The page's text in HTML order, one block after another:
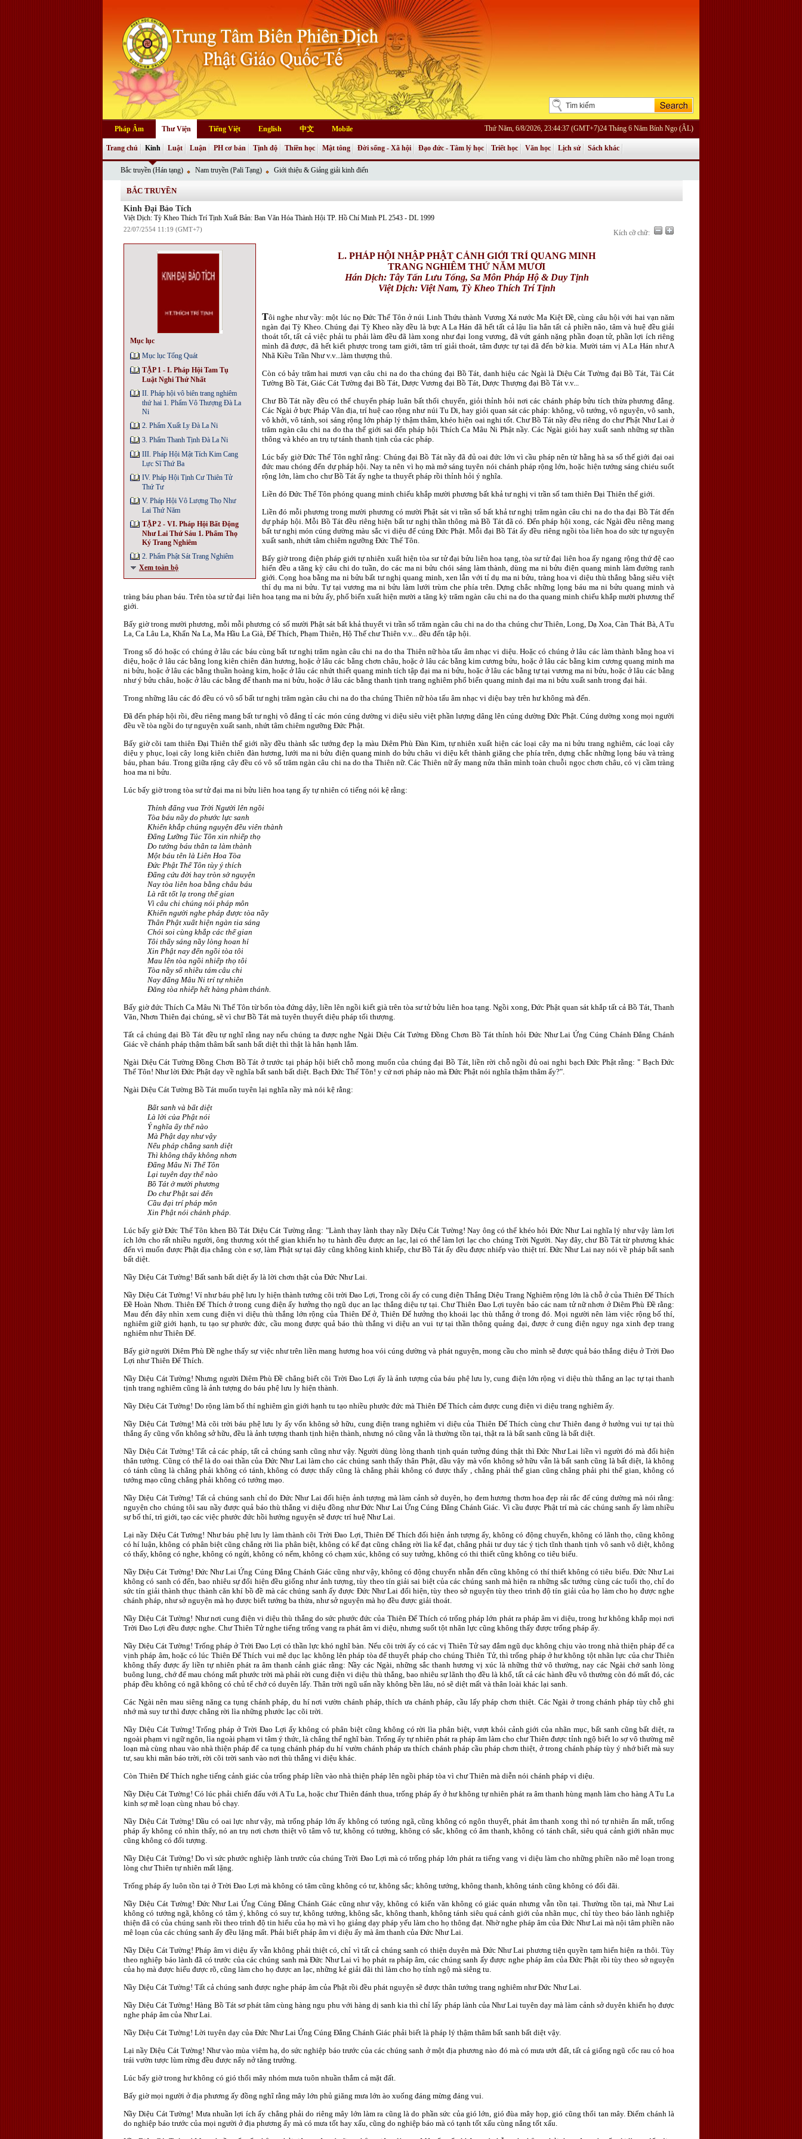
Pháp Âm Thư Viện Tiếng Việt English 中文 Mobile Thứ Năm, 6/8/2026, 23:44:37 (GMT+7)24 Tháng 6 Năm Bính Ngọ (ÂL)
Trang chủ Kinh
Bắc truyền (Hán tạng) Nam truyền (Pali Tạng) Giới thiệu & Giảng giải kinh điển
Luật Luận PH cơ bản Tịnh độ Thiền học Mật tông Đời sống - Xã hội Đạo đức - Tâm lý học Triết học Văn học Lịch sử Sách khác
BẮC TRUYỀN
Kinh Đại Bảo Tích
Việt Dịch: Tỳ Kheo Thích Trí Tịnh Xuất Bản: Ban Văn Hóa Thành Hội TP. Hồ Chí Minh PL 2543 - DL 1999
22/07/2554 11:19 (GMT+7) Kích cỡ chữ:
Mục lục
Mục lục Tổng Quát
TẬP 1 - I. Pháp Hội Tam Tụ
Luật Nghi Thứ Nhất
II. Pháp hội vô biên trang nghiêm
thứ hai 1. Phẩm Vô Thượng Đà La
Ni
2. Phẩm Xuất Ly Đà La Ni
3. Phẩm Thanh Tịnh Đà La Ni
III. Pháp Hội Mật Tích Kim Cang
Lực Sĩ Thứ Ba
IV. Pháp Hội Tịnh Cư Thiên Tử
Thứ Tư
V. Pháp Hội Vô Lượng Thọ Như
Lai Thứ Năm
TẬP 2 - VI. Pháp Hội Bất Động
Như Lai Thứ Sáu 1. Phẩm Thọ
Ký Trang Nghiêm
2. Phẩm Phật Sát Trang Nghiêm
Xem toàn bộ
L. PHÁP HỘI NHẬP PHẬT CẢNH GIỚI TRÍ QUANG MINH
TRANG NGHIÊM THỨ NĂM MƯƠI
Hán Dịch: Tây Tấn Lưu Tống, Sa Môn Pháp Hộ & Duy Tịnh
Việt Dịch: Việt Nam, Tỳ Kheo Thích Trí Tịnh
Tôi nghe như vầy: một lúc nọ Ðức Thế Tôn ở núi Linh Thứu thành Vương Xá nước Ma Kiệt Ðề, cùng câu hội với hai vạn năm
ngàn đại Tỳ Kheo. Chúng đại Tỳ Kheo nầy đều là bực A La Hán đã hết tất cả lậu lìa hẳn tất cả phiền não, tâm và huệ đều giải
thoát tốt, tất cả việc phải tu phải làm đều đã làm xong như đại long vương, đã vứt gánh nặng phần đoạn tử, phần lợi ích riêng
mình đã được, đã hết kiết phược trong tam giới, tâm trí giải thoát, tâm được tự tại đã đến bờ kia. Mười tám vị A La Hán như A
Nhã Kiều Trần Như v.v...làm thượng thủ.
Còn có bảy trăm hai mươi vạn câu chi na do tha chúng đại Bồ Tát, danh hiệu các Ngài là Diệu Cát Tường đại Bồ Tát, Tài Cát
Tường Bồ Tát, Giác Cát Tường đại Bồ Tát, Dược Vương đại Bồ Tát, Dược Thượng đại Bồ Tát v.v...
Chư Bồ Tát nầy đều có thể chuyển pháp luân bất thối chuyển, giỏi thỉnh hỏi nơi các chánh pháp bửu tích thừa phương đẳng.
Các Ngài ở bực Pháp Vân địa, trí huệ cao rộng như núi Tu Di, hay giỏi quan sát các pháp: không, vô tướng, vô nguyện, vô sanh,
vô khởi, vô tánh, soi sáng rộng lớn pháp lý thậm thâm, khéo hiện oai nghi tốt. Chư Bồ Tát nầy đều riêng do chư Phật Như Lai ở
trăm ngàn câu chi na do tha thế giới sai đến pháp hội Thích Ca Mâu Ni Phật nầy. Các Ngài giỏi hay xuất sanh những sự thần
thông và khéo an trụ tự tánh thanh tịnh của các pháp.
Lúc bấy giờ Ðức Thế Tôn nghĩ rằng: Chúng đại Bồ Tát nầy đã đủ oai đức lớn vì cầu pháp nên từ hằng hà sa số thế giới đại oai
đức mau chóng đến dự pháp hội. Nay ta nên vì họ mà mở sáng tuyên nói chánh pháp rộng lớn, hoặc hiện tướng sáng chiéu suốt
rộng lớn, làm cho chư Bồ Tát ấy nghe ta thuyết pháp rồi thỉnh hỏi ý nghĩa.
Liền đó Ðức Thế Tôn phóng quang minh chiếu khắp mười phương bất khả tư nghị vi trần số tam thiên Ðại Thiên thế giới.
Liền đó mỗi phương trong mười phương có mười Phật sát vi trần số bất khả tư nghị trăm ngàn câu chi na do tha đại Bồ Tát đến
dự pháp hội. Mỗi Bồ Tát đều riêng hiện bất tư nghị thần thông mà Bồ Tát đã có. Ðến pháp hội xong, các Ngài đều riêng mang
bất tư nghị món cúng dường màu sắc vi diệu để cúng Ðức Phật. Mỗi đại Bồ Tát ấy đều riêng ngồi tòa liên hoa do sức tự nguyện
xuất sanh, nhứt tâm chiêm ngưỡng Ðức Thế Tôn.
Bấy giờ trong điện pháp giới tự nhiên xuất hiện tòa sư tử đại bửu liên hoa tạng, tòa sư tử đại liên hoa ấy ngang rộng thứ đệ cao
hiển đều a tăng kỳ câu chi do tuần, do các ma ni bửu chói sáng làm thành, dùng ma ni bửu điện quang minh làm đường ranh
giới. Cọng hoa bằng ma ni bửu bất tư nghị quang minh, xen lẫn với tỉ dụ ma ni bửu, tràng hoa vi diệu thù thắng bằng siêu việt
thí dụ ma ni bửu. Tự tại vương ma ni bửu làm lưới trùm che phía trên. Dựng chắc những lọng báu ma ni bửu quang minh và
tràng báu phan báu. Trên tòa sư tử đại liên hoa tạng ma ni bửu ấy, phổ biến xuất hiện mười a tăng kỳ trăm ngàn câu chi na do tha quang minh chiếu khắp mười phương thế
giới.
Bấy giờ trong mười phương, mỗi mỗi phương có số mười Phật sát bất khả thuyết vi trần số trăm ngàn câu chi na do tha chúng chư Thiên, Long, Dạ Xoa, Càn Thát Bà, A Tu
La, Ca Lâu La, Khẩn Na La, Ma Hầu La Già, Ðế Thích, Phạm Thiên, Hộ Thế chư Thiên v.v... đều đến tập hội.
Trong số đó hoặc có chúng ở lâu các báu cùng bất tư nghị trăm ngàn câu chi na do tha Thiên nữ hòa tấu âm nhạc vi diệu. Hoặc có chúng ở lâu các làm thành bằng hoa vi
diệu, hoặc ở lâu các bằng long kiên chiên đàn hương, hoặc ở lâu các bằng chơn châu, hoặc ở lâu các bằng kim cương bửu, hoặc ở lâu các bằng kim cương quang minh ma
ni bửu, hoặc ở lâu các bằng thuần hoàng kim, hoặc ở lâu các nhứt thiết quang minh tích tập đại ma ni bửu, hoặc ở lâu các bằng tự tại vương ma ni bửu, hoặc ở lâu các bằng
như ý bửu châu, hoặc ở lâu các bằng đế thanh ma ni bửu, hoặc ở lâu các bằng thanh tịnh trang nghiêm phổ biến quang minh đại ma ni bửu xuất sanh trong đại hải.
Trong những lâu các đó đều có vô số bất tư nghị trăm ngàn câu chi na do tha chúng Thiên nữ hòa tấu âm nhạc vi diệu bay trên hư không mà đến.
Ðã đến pháp hội rồi, đều riêng mang bất tư nghị vô đẳng tỉ các món cúng dường vi diệu siêu việt phần lượng dâng lên cúng dường Ðức Phật. Cúng dường xong mọi người
đều về tòa ngồi do tự nguyện xuất sanh, nhứt tâm chiêm ngưỡng Ðức Phật.
Bấy giờ cõi tam thiên Ðại Thiên thế giới nầy đều thành sắc tướng đẹp lạ màu Diêm Phù Ðàn Kim, tự nhiên xuất hiện các loại cây ma ni bửu trang nghiêm, các loại cây
diệu y phục, loại cây long kiên chiên đàn hương, lưới ma ni bửu điện quang minh do bửu châu vi diệu kết thành giăng che phía trên, dựng chắc những lọng báu và tràng
báu, phan báu. Trong giữa rặng cây đều có vô số trăm ngàn câu chi na do tha Thiên nữ. Các Thiên nữ ấy mang nửa thân mình toàn chuỗi ngọc chơn châu, có vị cầm tràng
hoa ma ni bửu.
Lúc bấy giờ trong tòa sư tử đại ma ni bửu liên hoa tạng ấy tự nhiên có tiếng nói kệ rằng:
Thỉnh đấng vua Trời Người lên ngồi
Tòa báu nầy do phước lực sanh
Khiến khắp chúng nguyện đều viên thành
Ðấng Lưỡng Túc Tôn xin nhiếp thọ
Do tướng báu thân ta làm thành
Một báu tên là Liên Hoa Tòa
Ðức Phật Thế Tôn tùy ý thích
Ðấng cứu đời hay tròn sở nguyện
Nay tòa liên hoa bằng châu báu
Là rất tốt lạ trong thế gian
Vì câu chi chúng nói pháp môn
Khiến người nghe pháp được tòa nầy
Thân Phật xuất hiện ngàn tia sáng
Chói soi cùng khắp các thế gian
Tôi thấy sáng nầy lòng hoan hỉ
Xin Phật nay đến ngồi tòa tôi
Mau lên tòa ngồi nhiếp thọ tôi
Tòa nầy số nhiều tám câu chi
Nay đấng Mâu Ni trí tự nhiên
Ðăng tòa nhiếp hết hàng phàm thánh.
Bấy giờ đức Thích Ca Mâu Ni Thế Tôn từ bổn tòa đứng dậy, liền lên ngồi kiết già trên tòa sư tử bửu liên hoa tạng. Ngồi xong, Ðức Phật quan sát khắp tất cả Bồ Tát, Thanh
Văn, Nhơn Thiên đại chúng, sẽ vì chư Bồ Tát mà tuyên thuyết diệu pháp tối thượng.
Tất cả chúng đại Bồ Tát đều tự nghĩ rằng nay nếu chúng ta được nghe Ngài Diệu Cát Tường Ðồng Chơn Bồ Tát thỉnh hỏi Ðức Như Lai Ứng Cúng Chánh Ðẳng Chánh
Giác về chánh pháp thậm thâm bất sanh bất diệt thì thật là hân hạnh lắm.
Ngài Diệu Cát Tường Ðồng Chơn Bồ Tát ở trước tại pháp hội biết chỗ mong muốn của chúng đại Bồ Tát, liền rời chỗ ngồi đủ oai nghi bạch Ðức Phật rằng: " Bạch Ðức
Thế Tôn! Như lời Ðức Phật dạy về nghĩa bất sanh bất diệt. Bạch Ðức Thế Tôn! y cứ nơi pháp nào mà Ðức Phật nói nghĩa thậm thâm ấy?".
Ngài Diệu Cát Tường Bồ Tát muốn tuyên lại nghĩa nầy mà nói kệ rằng:
Bất sanh và bất diệt
Là lời của Phật nói
Ý nghĩa ấy thế nào
Mà Phật dạy như vậy
Nếu pháp chẳng sanh diệt
Thì không thấy không nhơn
Ðấng Mâu Ni Thế Tôn
Lại tuyên dạy thế nào
Bồ Tát ở mười phương
Do chư Phật sai đến
Cầu đại trí pháp môn
Xin Phật nói chánh pháp.
Lúc bấy giờ Ðức Thế Tôn khen Bồ Tát Diệu Cát Tường rằng: "Lành thay lành thay nầy Diệu Cát Tường! Nay ông có thể khéo hỏi Ðức Như Lai nghĩa lý như vậy làm lợi
ích lớn cho rất nhiều người, ông thương xót thế gian khiến họ tu hành đều được an lạc, lại có thể làm lợi lạc cho chúng Trời Người. Nay đây, chư Bồ Tát từ phương khác
đến vì muốn được Phật địa chẳng còn e sợ, làm Phật sự tại đây cũng không kinh khiếp, chư Bồ Tát ấy đều được nhiếp vào thiệt trí. Ðức Như Lai nay nói về pháp bất sanh
bất diệt.
Nầy Diệu Cát Tường! Bất sanh bất diệt ấy là lời chơn thật của Ðức Như Lai.
Nầy Diệu Cát Tường! Ví như báu phệ lưu ly hiện thành tướng cõi trời Ðao Lợi, Trong cõi ấy có cung điện Thắng Diệu Trang Nghiêm rộng lớn là chỗ ở của Thiên Ðế Thích
Ðề Hoàn Nhơn. Thiên Ðế Thích ở trong cung điện ấy hưởng thọ ngũ dục an lạc thắng diệu tự tại. Chư Thiên Ðao Lợi tuyên bảo các nam tử nữ nhơn ở Diêm Phù Ðề rằng:
Mau đến đây nhìn xem cung điện vi diệu thù thắng lớn rộng của Thiên Ðế ở, Thiên Ðế hưởng thọ khoái lạc thù thắng ở trong đó. Mọi người nên làm việc rộng bố thí,
nghiêm giữ giới hạnh, tu tạo sự phước đức, cầu mong được quả báo thù thắng vi diệu an vui tự tại thần thông quảng đại, được ở cung điện nguy nga xinh đẹp trang
nghiêm như Thiên Ðế.
Bấy giờ người Diêm Phù Ðề nghe thấy sự việc như trên liền mang hương hoa vói cúng dường và phát nguyện, mong cầu cho mình sẽ được quả báo thắng diệu ở Trời Ðao
Lợi như Thiên Ðế Thích.
Nầy Diệu Cát Tường! Nhưng người Diêm Phù Ðề chẳng biết cõi Trời Ðao Lợi ấy là ảnh tượng của báu phệ lưu ly, cung điện lớn rộng vi diệu thù thắng an lạc tự tại thanh
tịnh trang nghiêm cũng là ảnh tượng do báu phệ lưu ly hiện thành.
Nầy Diệu Cát Tường! Do rộng làm bố thí nghiêm gìn giới hạnh tu tạo nhiều phước đức mà Thiên Ðế Thích cảm được cung điện vi diệu trang nghiêm ấy.
Nầy Diệu Cát Tường! Mà cõi trời báu phệ lưu ly ấy vốn không sở hữu, cung điện trang nghiêm vi diệu của Thiên Ðế Thích cùng chư Thiên đang ở hưởng vui tự tại thù
thắng ấy cũng vốn không sở hữu, đều là ảnh tượng thanh tịnh hiện thành, nhưng nó cũng vẫn là thường tồn tại, thật ra là bất sanh cũng là bất diệt.
Nầy Diệu Cát Tường! Tất cả các pháp, tất cả chúng sanh cũng như vậy. Người dùng lòng thanh tịnh quán tưởng đúng thật thì Ðức Như Lai liền vì người đó mà đối hiện
thân tướng. Cũng có thể là do oai thần của Ðức Như Lai làm cho các chúng sanh thấy thân Phật, dầu vậy mà vốn không sở hữu vẫn là bất sanh cũng là bất diệt, là không
có tánh cũng là chẳng phải không có tánh, không có được thấy cũng là chẳng phải không có được thấy , chẳng phải thế gian cũng chẳng phải phi thế gian, không có
tướng mạo cũng chẳng phải không có tướng mạo.
Nầy Diệu Cát Tường! Tất cả chúng sanh chỉ do Ðức Như Lai đối hiện ảnh tượng mà làm cảnh sở duyên, họ đem hương thơm hoa đẹp rải rắc để cúng dường mà nói rằng:
nguyện cho chúng tôi sau nầy được quả báo thù thắng vi diệu đồng như Ðức Như Lai Ứng Cúng Ðẳng Chánh Giác. Vì cầu được Phật trí mà các chúng sanh ấy làm nhiều
sự bố thí, trì giới, tạo các việc phước đức hồi hướng nguyện sẽ được trí huệ Như Lai.
Lại nầy Diệu Cát Tường! Như báu phệ lưu ly làm thành cõi Trời Ðao Lợi, Thiên Ðế Thích đối hiện ảnh tượng ấy, không có động chuyển, không có lãnh thọ, cũng không
có hí luận, không có phân biệt cũng chẳng rời lìa phân biệt, không có kế đạt cũng chẳng rời lìa kế đạt, chẳng phải tư duy tác ý tịch tĩnh thanh tịnh vô sanh vô diệt, không
có thấy, không có nghe, không có ngửi, không có nếm, không có chạm xúc, không có suy tưởng, không có thi thiết cũng không co tiêu biểu.
Nầy Diệu Cát Tường! Ðức Như Lai Ứng Cúng Ðẳng Chánh Giác cũng như vậy, không có động chuyển nhẫn đến cũng không có thí thiết không có tiêu biểu. Ðức Như Lai
không có sanh có đến, bao nhiêu sự đối hiện đều giống như ảnh tượng, tùy theo tín giải sai biệt của các chúng sanh mà hiện ra những sắc tướng cùng các tuổi thọ, chỉ do
sức tín giải thành thục thành căn khí bồ đề mà các chúng sanh ấy được Ðức Như Lai đối hiện, tùy theo sở nguyện tùy theo trình độ tín giải của họ làm cho họ được nghe
chánh pháp, như sở nguyện mà họ được biết tướng ba thừa, như sở nguyện mà họ đều được giải thoát.
Nầy Diệu Cát Tường! Như nơi cung điện vi diệu thù thắng do sức phước đức của Thiên Ðế Thích có trống pháp lớn phát ra pháp âm vi diệu, trong hư không khắp mọi nơi
Trời Ðao Lợi đều được nghe. Chư Thiên Tử nghe tiếng trống vang ra phát âm vi diệu, nhưng suốt tột nhãn lực cũng không thấy được trống pháp ấy.
Nầy Diệu Cát Tường! Trống pháp ở Trời Ðao Lợi có thần lực khó nghĩ bàn. Nếu cõi trời ấy có các vị Thiên Tử say đắm ngũ dục không chịu vào trong nhà thiện pháp để ca
vịnh pháp âm, hoặc có lúc Thiên Ðế Thích vui mê dục lạc không lên pháp tòa để thuyết pháp cho chúng Thiên Tử, thì trống pháp ở hư không tột nhãn lực của chư Thiên
không thấy được ấy liền tự nhiên phát ra âm thanh cảnh giác rằng: Nầy các Ngài, những sắc thanh hương vị xúc là những thứ vô thường, nay các Ngài chớ sanh lòng
buông lung, chớ để mau chóng mất phước trời mà phải rời cung điện vi diệu thù thắng, bao nhiêu sự lãnh thọ đều là khổ, tất cả các hành đều vô thường còn đó mất đó, các
pháp đều không có ngã không có chủ tể chớ có duyên lấy. Thân trời ngũ uẩn nầy không bền lâu, nó sẽ diệt mất và thân loài khác lại sanh.
Các Ngài nên mau siêng năng ca tụng chánh pháp, du hí nơi vườn chánh pháp, thích ưa chánh pháp, cầu lấy pháp chơn thiệt. Các Ngài ở trong chánh pháp tùy chỗ ghi
nhớ mà suy tư thì được chẳng rời lìa những phước lạc cõi trời.
Nầy Diệu Cát Tường! Trống pháp ở Trời Ðao Lợi ấy không có phân biệt cũng không có rời lìa phân biệt, vượt khỏi cảnh giới của nhãn mục, bất sanh cũng bất diệt, ra
ngoài phạm vi ngữ ngôn, lìa ngoài phạm vi tâm ý thức, là chẳng thể nghĩ bàn. Trống ấy tự nhiên phát ra pháp âm làm cho chư Thiên được tỉnh ngộ biết lo sợ vô thường mê
loạn mà cùng nhau vào nhà thiện pháp để ca tụng chánh pháp du hí vườn chánh pháp ưa thích chánh pháp cầu pháp chơn thiệt, ở trong chánh pháp tùy ý nhớ biết mà suy
tư, sau khi mãn báo trời, rời cõi trời sanh vào nơi thù thắng vi diệu khác.
Còn Thiên Ðế Thích nghe tiếng cảnh giác của trống pháp liền vào nhà thiện pháp lên ngồi pháp tòa vì chư Thiên mà diễn nói chánh pháp vi diệu.
Nầy Diệu Cát Tường! Có lúc phải chiến đấu với A Tu La, hoặc chư Thiên đánh thua, trống pháp ấy ở hư không tự nhiên phát ra âm thanh hùng mạnh làm cho hàng A Tu La
kinh sợ mê loạn cùng nhau bỏ chạy.
Nầy Diệu Cát Tường! Dầu có oai lực như vậy, mà trống pháp lớn ấy không có tưóng ngã, cũng không có ngôn thuyết, phát âm thanh xong thì nó tự nhiên ẩn mất, trống
pháp ấy không có nhìn thấy, nó an trụ nơi chơn thiệt vô tâm vô tư, không có tướng, không có sắc, không có âm thanh, không có tánh chất, siêu quá cảnh giới nhãn mục
cũng không có đối tượng.
Nầy Diệu Cát Tường! Do vì sức phước nghiệp lành trước của chúng Trời Ðao Lợi mà có trống pháp lớn phát ra tiếng vang vi diệu làm cho những phiền não mê loạn trong
lòng chư Thiên tự nhiên mất lặng.
Trống pháp ấy luôn tồn tại ở Trời Ðao Lợi mà không có tâm cũng không có tư, không sắc; không tướng, không thanh, không tánh cũng không có đối đãi.
Nầy Diệu Cát Tường! Ðức Như Lai Ứng Cúng Ðẳng Chánh Giác cũng như vậy, không có kiến văn không có giác quán nhưng vẫn tồn tại. Thường tồn tại, mà Như Lai
không có tướng ngã, không có tâm ý, không có suy tư, không tướng, không sắc, không thanh, không tánh siêu quá cảnh giới của nhãn mục, chỉ tùy theo báo lành nghiệp
thiện đã có của chúng sanh rồi theo trình độ tin hiểu của họ mà vì họ giảng dạy pháp yếu làm cho họ thông đạt. Nhờ nghe pháp âm của Ðức Như Lai mà nội tâm phiền não
mê loạn của các chúng sanh ấy đều lặng mất. Phải biết pháp âm vi diệu ấy mà âm thanh của Ðức Như Lai.
Nầy Diệu Cát Tường! Pháp âm vi diệu ấy vẫn không phải thiệt có, chỉ vì tất cả chúng sanh có thiện duyên mà Ðức Như Lai phương tiện quyền tạm hiển hiện ra thôi. Tùy
theo nghiệp báo lành đã có trước của các chúng sanh mà Ðức Như Lai vì họ phát ra pháp âm, các chúng sanh ấy được nghe pháp âm của Ðức Phật rồi tùy theo sở nguyện
của họ mà được hiểu được rõ, cũng làm cho họ được an lạc, những kẻ giải đãi thì làm cho họ tỉnh ngộ mà siêng tu.
Nầy Diệu Cát Tường! Tất cả chúng sanh được nghe pháp âm của Phật rồi đều phát nguyện sẽ được thân tướng trang nghiêm như Ðức Như Lai.
Nầy Diệu Cát Tường! Hàng Bồ Tát sơ phát tâm cùng hàng ngu phu với hàng dị sanh kia thì chỉ lấy pháp lành của Như Lai tuyên dạy mà làm cảnh sở duyên khiến họ được
nghe pháp âm của Như Lai.
Nầy Diệu Cát Tường! Lời tuyên dạy của Ðức Như Lai Ứng Cúng Ðẳng Chánh Giác phải biết là pháp lý thậm thâm bất sanh bất diệt vậy.
Lại nầy Diệu Cát Tường! Như vào mùa viêm hạ, do sức nghiệp báo trước của các chúng sanh ở một địa phương nào đó mà có mưa ướt đất, tất cả giống ngũ cốc rau cỏ hoa
trái vườn tược lùm rừng đều được nẩy nở tăng trưởng.
Lúc bấy giờ trong hư không có gió thổi mây nhóm mưa tuôn nhuần thắm cả mặt đất.
Bấy giờ mọi người ở địa phương ấy đồng nghĩ rằng mây lớn phủ giăng mưa lớn ào xuống đáng mừng đáng vui.
Nầy Diệu Cát Tường! Mưa nhuần lợi ích ấy chẳng phải do riêng mây lớn làm ra cũng là do phần sức của gió lớn, gió đùa mây họp, gió cũng thổi tan mây. Ðiểm chánh là
do nghiệp báo trước của mọi người ở địa phương ấy mà có mưa tốt hay xấu, cũng do nghiệp báo mà có tạnh tốt xấu cùng nắng tốt xấu.